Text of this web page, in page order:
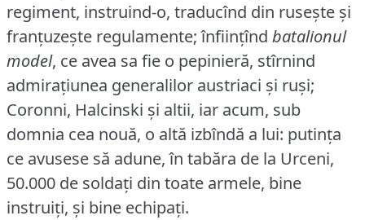
regiment, instruind-o, traducînd din rusește și
franțuzește regulamente; înființînd batalionul
model, ce avea sa fie o pepinieră, stîrnind
admirațiunea generalilor austriaci și ruși;
Coronni, Halcinski și altii, iar acum, sub
domnia cea nouă, o altă izbîndă a lui: putința
ce avusese să adune, în tabăra de la Urceni,
50.000 de soldați din toate armele, bine
instruiți, și bine echipați.